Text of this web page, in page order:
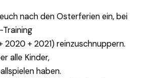
nach den Osterferien ein, bei
2020 + 2021) reinzuschnuppern.
alle Kinder,
haben.